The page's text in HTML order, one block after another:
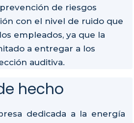
de riesgos
con el nivel de ruido que
empleados, ya que la
a entregar a los
auditiva.
hecho
dedicada a la energía